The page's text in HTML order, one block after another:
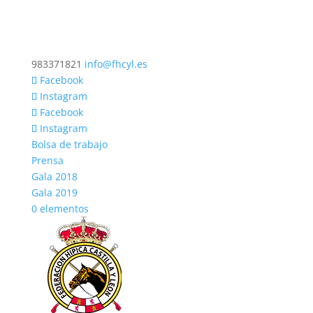
983371821 info@fhcyl.es
Facebook
Instagram
Facebook
Instagram
Bolsa de trabajo
Prensa
Gala 2018
Gala 2019
0 elementos